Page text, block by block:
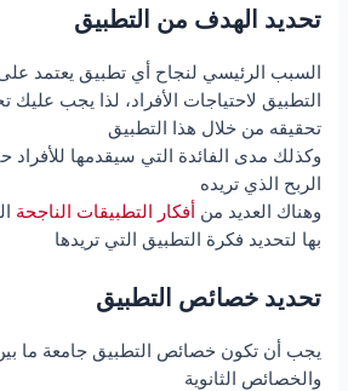
تحديد الهدف من التطبيق
التطبيق لاحتياجات الأفراد، لذا يجب عليك
تحقيقه من خلال هذا التطبيق
الربح الذي تريده
.وهناك العديد من أفكار التطبيقات الناجحة
بها لتحديد فكرة التطبيق التي تريدها
تحديد خصائص التطبيق
والخصائص الثانوية